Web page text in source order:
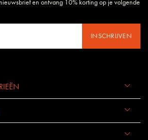
en ontvang 10% korting op je volgende
INSCHRIJVEN